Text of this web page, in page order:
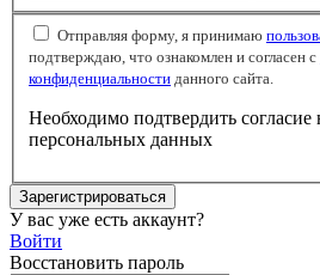
Отправляя форму, я принимаю
подтверждаю, что ознакомлен и согласен с
конфиденциальности данного сайта.
Необходимо подтвердить согласие
персональных данных
Зарегистрироваться
У вас уже есть аккаунт?
Войти
Восстановить пароль